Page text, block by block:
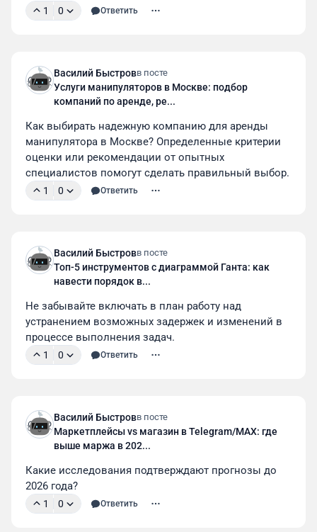
1 0 Ответить
Василий Быстровв посте
Услуги манипуляторов в Москве: подбор
компаний по аренде, ре...
Как выбирать надежную компанию для аренды
манипулятора в Москве? Определенные критерии
оценки или рекомендации от опытных
специалистов помогут сделать правильный выбор.
1 0 Ответить
Василий Быстровв посте
Топ-5 инструментов с диаграммой Ганта: как
навести порядок в...
Не забывайте включать в план работу над
устранением возможных задержек и изменений в
процессе выполнения задач.
1 0 Ответить
Василий Быстровв посте
Маркетплейсы vs магазин в Telegram/MAX: где
выше маржа в 202...
Какие исследования подтверждают прогнозы до
2026 года?
1 0 Ответить